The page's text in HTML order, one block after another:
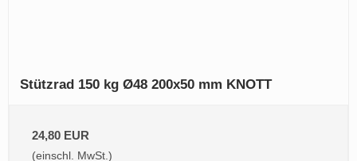
Stützrad 150 kg Ø48 200x50 mm KNOTT
24,80 EUR
(einschl. MwSt.)